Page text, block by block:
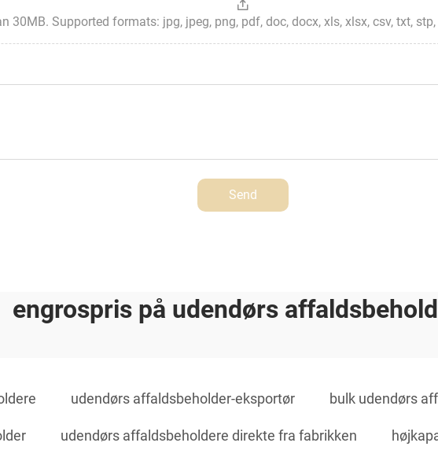
30MB. Supported formats: jpg, jpeg, png, pdf, doc, docx, xls, xlsx, csv, txt,
Send
engrospris på udendørs
udendørs affaldsbeholder-eksportør bulk udendørs
udendørs affaldsbeholdere direkte fra fabrikken